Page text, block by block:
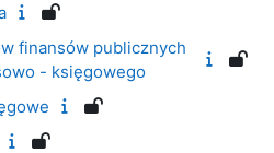
finansów publicznych
- księgowego